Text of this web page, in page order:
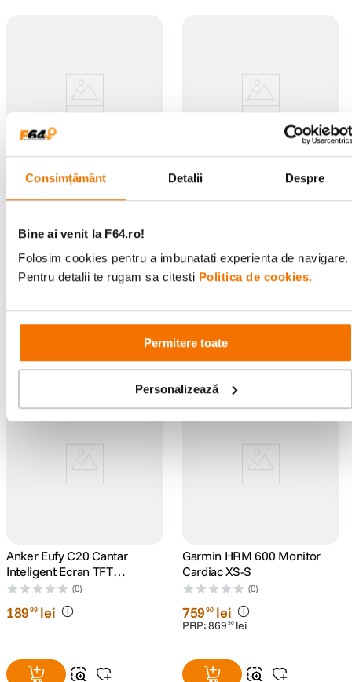
Consimțământ Detalii Despre
Bine ai venit la F64.ro!
Folosim cookies pentru a imbunatati experienta de navigare.
Pentru detalii te rugam sa citesti Politica de cookies.
Permitere toate
Personalizează
Garmin Cantar inteligent
Index S2 Negru
679 00 lei
PRP:769 lei
Garmin HRM 600 Monitor
Cardiac M-XL
PRP:869 lei
Noi în categorie
Anker Eufy C20 Cantar
Inteligent Ecran TFT
Bluetooth 16 Masuratori BMI
Negru
(0)
18999 lei
Garmin HRM 600 Monitor
Cardiac XS-S
(0)
75990 lei
PRP:869 90 lei